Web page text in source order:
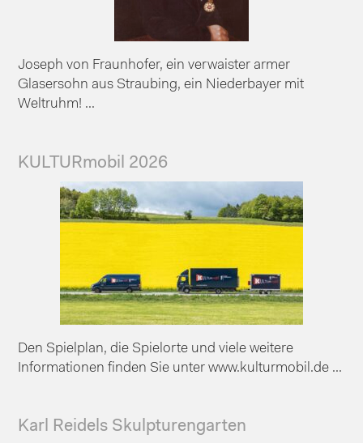
Joseph von Fraunhofer, ein verwaister armer
Glasersohn aus Straubing, ein Niederbayer mit
Weltruhm! ...
KULTURmobil 2026
Den Spielplan, die Spielorte und viele weitere
Informationen finden Sie unter www.kulturmobil.de ...
Karl Reidels Skulpturengarten